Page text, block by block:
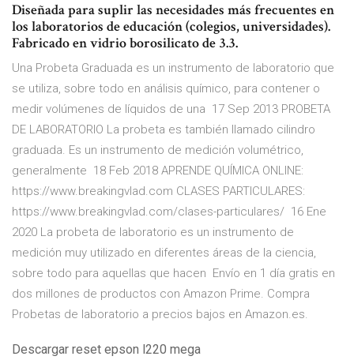
Diseñada para suplir las necesidades más frecuentes en
los laboratorios de educación (colegios, universidades).
Fabricado en vidrio borosilicato de 3.3.
Una Probeta Graduada es un instrumento de laboratorio que
se utiliza, sobre todo en análisis químico, para contener o
medir volúmenes de líquidos de una 17 Sep 2013 PROBETA
DE LABORATORIO La probeta es también llamado cilindro
graduada. Es un instrumento de medición volumétrico,
generalmente 18 Feb 2018 APRENDE QUÍMICA ONLINE:
https://www.breakingvlad.com CLASES PARTICULARES:
https://www.breakingvlad.com/clases-particulares/ 16 Ene
2020 La probeta de laboratorio es un instrumento de
medición muy utilizado en diferentes áreas de la ciencia,
sobre todo para aquellas que hacen Envío en 1 día gratis en
dos millones de productos con Amazon Prime. Compra
Probetas de laboratorio a precios bajos en Amazon.es.
Descargar reset epson l220 mega